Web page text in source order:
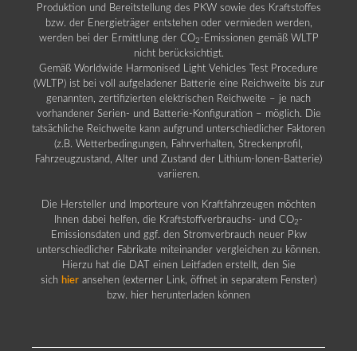
Produktion und Bereitstellung des PKW sowie des Kraftstoffes
bzw. der Energieträger entstehen oder vermieden werden,
werden bei der Ermittlung der CO2 -Emissionen gemäß WLTP
nicht berücksichtigt.
Gemäß Worldwide Harmonised Light Vehicles Test Procedure
(WLTP) ist bei voll aufgeladener Batterie eine Reichweite bis zur
genannten, zertifizierten elektrischen Reichweite – je nach
vorhandener Serien- und Batterie-Konfiguration – möglich. Die
tatsächliche Reichweite kann aufgrund unterschiedlicher Faktoren
(z.B. Wetterbedingungen, Fahrverhalten, Streckenprofil,
Fahrzeugzustand, Alter und Zustand der Lithium-Ionen-Batterie)
variieren.
Die Hersteller und Importeure von Kraftfahrzeugen möchten
Ihnen dabei helfen, die Kraftstoffverbrauchs- und CO2 -
Emissionsdaten und ggf. den Stromverbrauch neuer Pkw
unterschiedlicher Fabrikate miteinander vergleichen zu können.
Hierzu hat die DAT einen Leitfaden erstellt, den Sie
sich hier ansehen (externer Link, öffnet in separatem Fenster)
bzw. hier herunterladen können